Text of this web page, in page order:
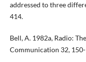
addressed to three
414.
Bell, A. 1982a, Radio:
Communication 32,